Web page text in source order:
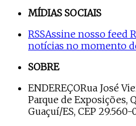
MÍDIAS SOCIAIS
RSSAssine nosso feed
notícias no momento
SOBRE
ENDEREÇORua José
Parque de Exposições,
Guaçuí/ES, CEP 29.560-